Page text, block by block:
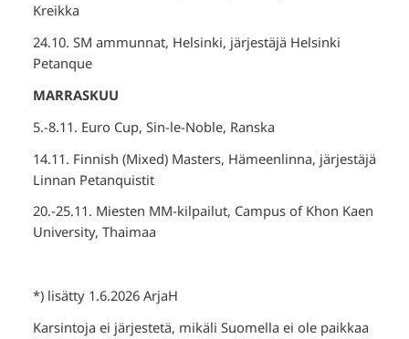
Kreikka
24.10. SM ammunnat, Helsinki, järjestäjä Helsinki
Petanque
MARRASKUU
5.-8.11. Euro Cup, Sin-le-Noble, Ranska
14.11. Finnish (Mixed) Masters, Hämeenlinna, järjestäjä
Linnan Petanquistit
20.-25.11. Miesten MM-kilpailut, Campus of Khon Kaen
University, Thaimaa
*) lisätty 1.6.2026 ArjaH
Karsintoja ei järjestetä, mikäli Suomella ei ole paikkaa